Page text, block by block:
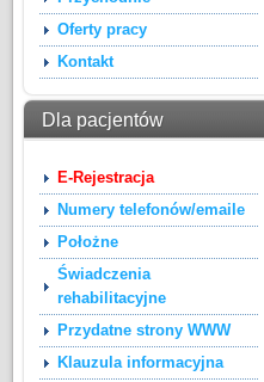
Oferty pracy
Kontakt
Dla pacjentów
E-Rejestracja
Numery telefonów/emaile
Położne
Świadczenia
rehabilitacyjne
Przydatne strony WWW
Klauzula informacyjna